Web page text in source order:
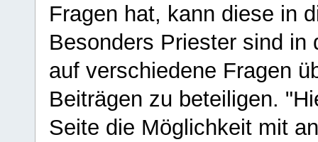
Fragen hat, kann diese in
Besonders Priester sind in
auf verschiedene Fragen
Beiträgen zu beteiligen.
Seite die Möglichkeit mit